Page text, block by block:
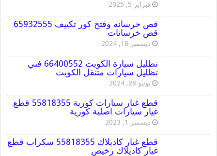
فبراير 5, 2025
قص خرسانه وفتح كور تكييف 65932555
قص خرسانات
ديسمبر 18, 2024
تظليل سيارة الكويت 66400552 فني
تظليل سيارات متنقل الكويت
يونيو 28, 2024
قطع غيار سيارات كورية 55818355 قطع
غيار سيارات اصلية كورية
ديسمبر 1, 2023
قطع غيار كاديلاك 55818355 سكراب قطع
غيار كاديلاك رخيص